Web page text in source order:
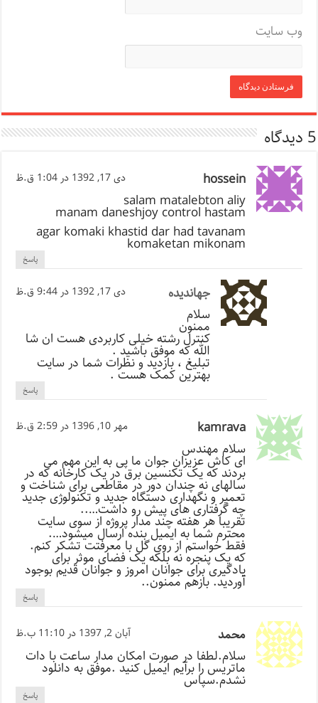
وب‌ سایت
5 دیدگاه
hossein دی 17, 1392 در 1:04 ق.ظ
salam matalebton aliy
manam daneshjoy control hastam
agar komaki khastid dar had tavanam
komaketan mikonam
پاسخ
جهاندیده دی 17, 1392 در 9:44 ق.ظ
سلام
ممنون
کنترل رشته خیلی کاربردی هست ان شا
الله که موفق باشید .
تبلیغ ، بازدید و نظرات شما در سایت
بهترین کمک هست .
پاسخ
kamrava مهر 10, 1396 در 2:59 ق.ظ
سلام مهندس
ای کاش عزیزان جوان ما پی به این مهم می
بردند که یک تکنسین برق در یک کارخانه که در
سالهای نه چندان دور در مقاطعی برای شناخت و
تعمیر و نگهداری دستگاه جدید و تکنولوژی جدید
چه گرفتاری های پیش رو داشت…..
تقریبا هر هفته چند مدار پروژه از سوی سایت
محترم شما به ایمیل بنده ارسال میشود….
فقط خواستم از روی گل با معرفتت تشکر کنم.
که یک پنجره نه بلکه یک فضای موثر برای
یادگیری برای جوانان امروز و جوانان قدیم بوجود
آوردید. بازهم ممنون..
پاسخ
محمد آبان 2, 1397 در 11:10 ب.ظ
سلام.لطفا در صورت امکان مدار ساعت با دات
ماتریس را برآیم ایمیل کنید .موفق به دانلود
نشدم.سپاس
پاسخ